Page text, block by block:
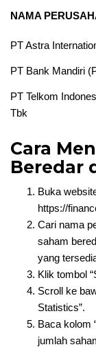
NAMA
PT Astra
PT Bank Mandiri
PT Telkom
Tbk
Cara
Beredar
Buka
https://
Cari nama
saham
yang
Klik tombol
Scroll ke
Statistics”.
Baca kolom
jumlah